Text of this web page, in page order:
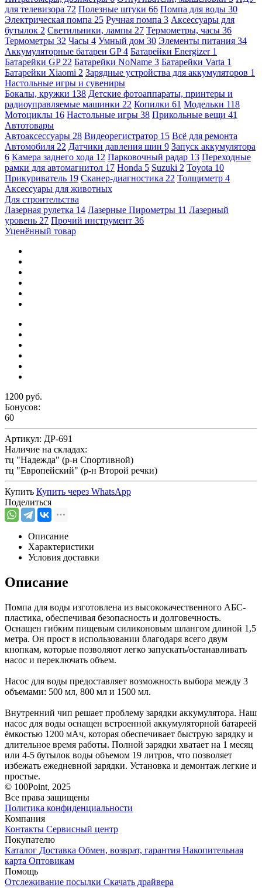
для телевизора 72 Полезные штуки 66 Помпа для воды 30
Электрическая помпа 25 Ручная помпа 3 Аксессуары для
бутылок 2 Светильники, лампы 27 Термометры, часы 36
Термометры 32 Часы 4 Умный дом 30 Элементы питания 34
Аккумуляторные батареи GP4 Батарейки Energizer 1
Батарейки GP 22 Батарейки NoName 3 Батарейки Varta 1
Батарейки Xiaomi 2 Зарядные устройства для аккумуляторов 1
Настольные игры и сувениры
Бокалы, кружки 138 Детские фотоаппараты, принтеры и
радиоуправляемые машинки 22 Копилки 61 Модельки 118
Мотоциклы 16 Настольные игры 38 Прикольные вещи 41
Автотовары
Автоаксессуары 28 Видеорегистратор 15 Всё для ремонта
Автомобиля 22 Датчики давления шин 9 Запуск аккумулятора
6 Камера заднего хода 12 Парковочный радар 13 Переходные
рамки для автомагнитол 17 Honda 5 Suzuki 2 Toyota 10
Прикуриватель 19 Сканер-диагностика 22 Толщиметр 4
Аксессуары для животных
Для строительства
Лазерная рулетка 14 Лазерные Пирометры 11 Лазерный
уровень 27 Прочий инструмент 36
Уценённый товар
1200 руб.
Бонусов:
60
Артикул: ДР-691
Наличие на складах:
тц "Надежда" (р-н Спортивной)
тц "Европейский" (р-н Второй речки)
Купить Купить через WhatsApp
Поделиться
Описание
Характеристики
Условия доставки
Описание
Помпа для воды изготовлена из высококачественного АБС-
пластика, обеспечивая безопасность и долговечность.
Оснащен гибким пищевым силиконовым шлангом длиной 1,5
метра. Он прост в использовании благодаря всего двум
кнопкам, которые позволяют легко запускать/останавливать
насос и переключать объем.
Насос для воды предоставляет возможность выбора между 3
объемами: 500 мл, 800 мл и 1500 мл.
Внутренний чип решает проблему зарядки аккумулятора. Наш
насос для воды оснащен встроенной аккумуляторной батареей
ёмкостью 1200 мАч, которая обеспечивает быструю зарядку и
длительное время работы. Полной зарядки хватает на 1 месяц
или 4-5 бутылок воды объемом 19 литров, что позволяет
избежать ежедневной зарядки. Установка и демонтаж легкие и
простые.
© 100Point, 2025
Все права защищены
Политика конфиденциальности
Компания
Контакты Сервисный центр
Покупателю
Каталог Доставка Обмен, возврат, гарантия Накопительная
карта Оптовикам
Помощь
Отслеживание посылки Скачать драйвера